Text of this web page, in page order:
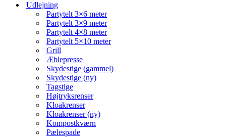
Udlejning
Partytelt 3×6 meter
Partytelt 3×9 meter
Partytelt 4×8 meter
Partytelt 5×10 meter
Grill
Æblepresse
Skydestige (gammel)
Skydestige (ny)
Tagstige
Højtryksrenser
Kloakrenser
Kloakrenser (ny)
Kompostkværn
Pælespade